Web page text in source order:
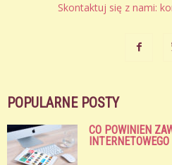
Skontaktuj się z nami:
POPULARNE POSTY
CO POWINIEN
INTERNETOWEGO